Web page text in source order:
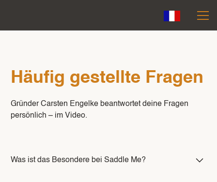
Häufig gestellte Fragen
Gründer Carsten Engelke beantwortet deine Fragen
persönlich – im Video.
Was ist das Besondere bei Saddle Me?